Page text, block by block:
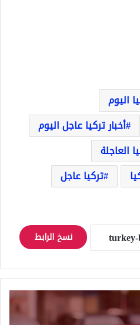
اليوم
أخبار تركيا عاجل اليوم
العاجلة
تركيا عاجل
نسخ الرابط